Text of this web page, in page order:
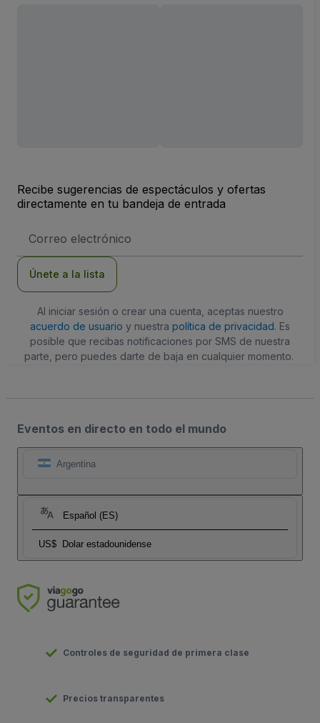
Recibe sugerencias de espectáculos y ofertas
directamente en tu bandeja de entrada
de
Únete a la lista
Al iniciar sesión o crear una cuenta, aceptas nuestro
acuerdo de usuario y nuestra política de privacidad. Es
posible que recibas notificaciones por SMS de nuestra
parte, pero puedes darte de baja en cualquier momento.
Eventos en directo en todo el mundo
Argentina
Español (ES)
US$ Dolar estadounidense
Controles de seguridad de primera clase
Precios transparentes